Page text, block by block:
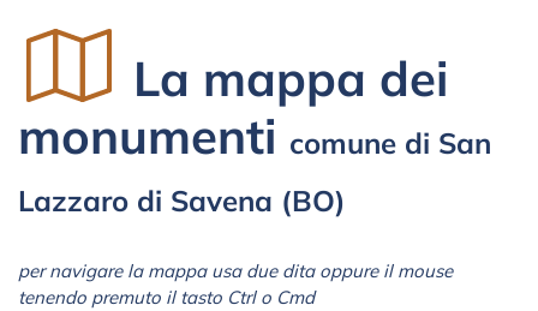
La mappa dei
monumenti comune di San
Lazzaro di Savena (BO)
per navigare la mappa usa due dita oppure il mouse
tenendo premuto il tasto Ctrl o Cmd